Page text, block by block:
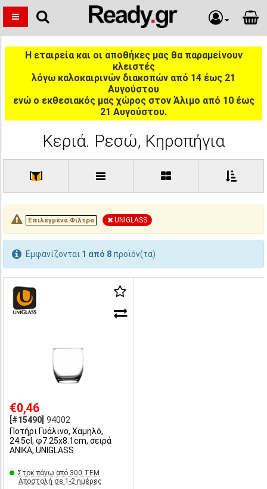
Η εταιρεία και οι αποθήκες μας θα παραμείνουν
κλειστές
λόγω καλοκαιρινών διακοπών από 14 έως 21
Αυγούστου
ενώ ο εκθεσιακός μας χώρος στον Άλιμο από 10 έως
21 Αυγούστου.
Κεριά. Ρεσώ, Κηροπήγια
[ ]
Επιλεγμένα Φίλτρα UNIGLASS
Εμφανίζονται 1 από 8 προϊόν(τα)
€0,46
[#15490] 94002
Ποτήρι Γυάλινο, Χαμηλό,
24.5cl, φ7.25x8.1cm, σειρά
ANIKA, UNIGLASS
Στοκ πάνω από 300 ΤΕΜ
Αποστολή σε 1-2 ημέρες